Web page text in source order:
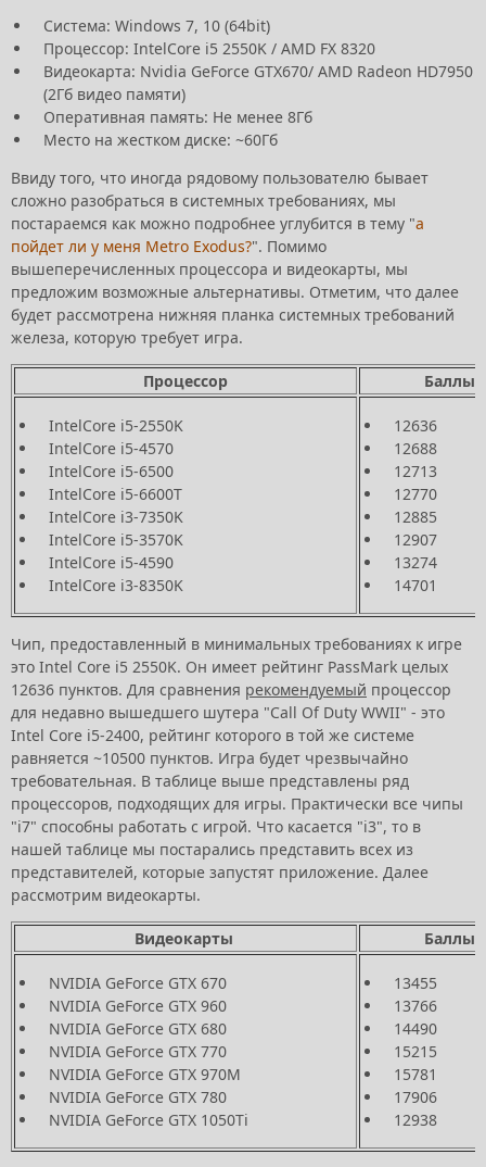
Система: Windows 7, 10 (64bit)
Процессор: IntelCore i5 2550K / AMD FX 8320
Видеокарта: Nvidia GeForce GTX670/ AMD Radeon HD7950
(2Гб видео памяти)
Оперативная память: Не менее 8Гб
Место на жестком диске: ~60Гб
Ввиду того, что иногда рядовому пользователю бывает
сложно разобраться в системных требованиях, мы
постараемся как можно подробнее углубится в тему "а
пойдет ли у меня Metro Exodus?". Помимо
вышеперечисленных процессора и видеокарты, мы
предложим возможные альтернативы. Отметим, что далее
будет рассмотрена нижняя планка системных требований
железа, которую требует игра.
Процессор Баллы
IntelCore i5-2550K
IntelCore i5-4570
IntelCore i5-6500
IntelCore i5-6600T
IntelCore i3-7350K
IntelCore i5-3570K
IntelCore i5-4590
IntelCore i3-8350K
12636
12688
12713
12770
12885
12907
13274
14701
Чип, предоставленный в минимальных требованиях к игре
это Intel Core i5 2550K. Он имеет рейтинг PassMark целых
12636 пунктов. Для сравнения рекомендуемый процессор
для недавно вышедшего шутера "Call Of Duty WWII" - это
Intel Core i5-2400, рейтинг которого в той же системе
равняется ~10500 пунктов. Игра будет чрезвычайно
требовательная. В таблице выше представлены ряд
процессоров, подходящих для игры. Практически все чипы
"i7" способны работать с игрой. Что касается "i3", то в
нашей таблице мы постарались представить всех из
представителей, которые запустят приложение. Далее
рассмотрим видеокарты.
Видеокарты Баллы
NVIDIA GeForce GTX 670
NVIDIA GeForce GTX 960
NVIDIA GeForce GTX 680
NVIDIA GeForce GTX 770
NVIDIA GeForce GTX 970M
NVIDIA GeForce GTX 780
NVIDIA GeForce GTX 1050Ti
13455
13766
14490
15215
15781
17906
12938